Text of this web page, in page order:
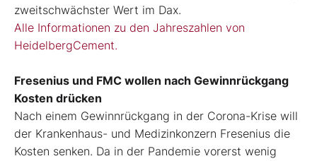
zweitschwächster Wert im Dax.
Alle Informationen zu den Jahreszahlen von
HeidelbergCement.
Fresenius und FMC wollen nach Gewinnrückgang
Kosten drücken
Nach einem Gewinnrückgang in der Corona-Krise will
der Krankenhaus- und Medizinkonzern Fresenius die
Kosten senken. Da in der Pandemie vorerst wenig